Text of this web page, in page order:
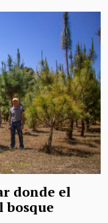
donde el
bosque